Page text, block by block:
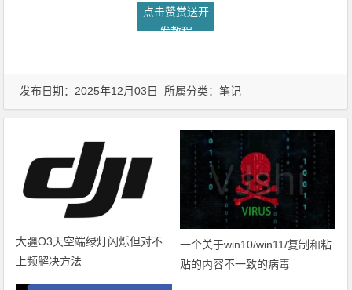
点击赞赏送开
发教程
发布日期：2025年12月03日 所属分类： 笔记
大疆O3天空端绿灯闪烁但对不
上频解决方法
一个关于win10/win11/复制和粘
贴的内容不一致的病毒